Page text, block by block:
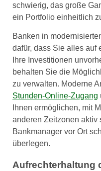
schwierig, das große
ein Portfolio einheitlich
Banken in
dafür, dass Sie alles auf
Ihre Investitionen
behalten Sie die
zu verwalten. Moderne
Stunden-Online-Zugang
Ihnen ermöglichen, mit
anderen Zeitzonen aktiv
Bankmanager vor Ort
überlegen.
Aufrechterhaltung